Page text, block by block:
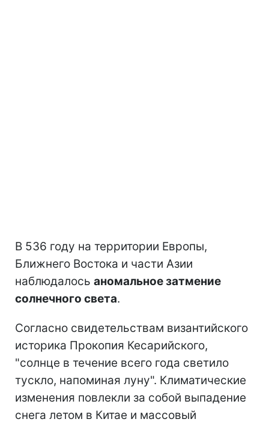
В 536 году на территории Европы,
Ближнего Востока и части Азии
наблюдалось аномальное затмение
солнечного света.
Согласно свидетельствам византийского
историка Прокопия Кесарийского,
"солнце в течение всего года светило
тускло, напоминая луну". Климатические
изменения повлекли за собой выпадение
снега летом в Китае и массовый